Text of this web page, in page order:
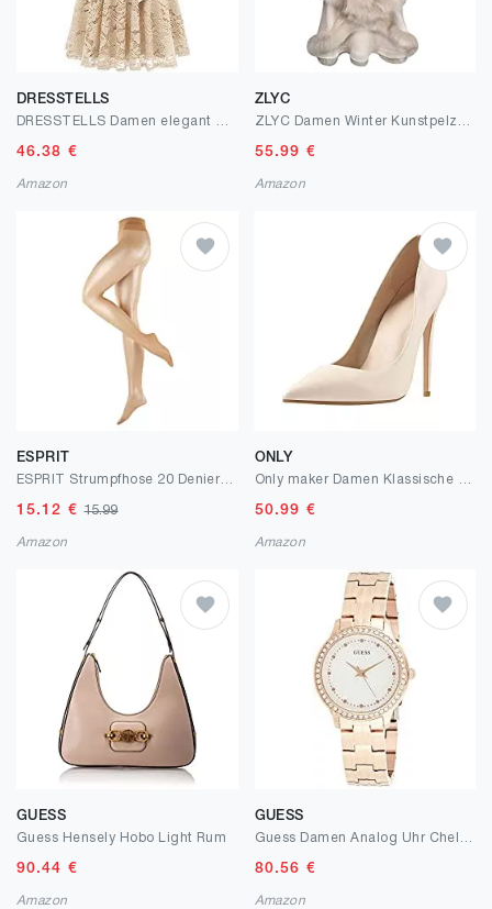
DRESSTELLS
46.38 €
Amazon
ZLYC
55.99 €
Amazon
ESPRIT
ESPRIT Strumpfhose 20 Denier Damen schwarz hautfarbe viele weitere Farben verstärkte Feinstrumpfhose ohne Muster transparent reißfest matt und dünn 1 Stück
15.12 €15.99
Amazon
ONLY
50.99 €
Amazon
GUESS
Guess Hensely Hobo Light Rum
90.44 €
Amazon
GUESS
80.56 €
Amazon